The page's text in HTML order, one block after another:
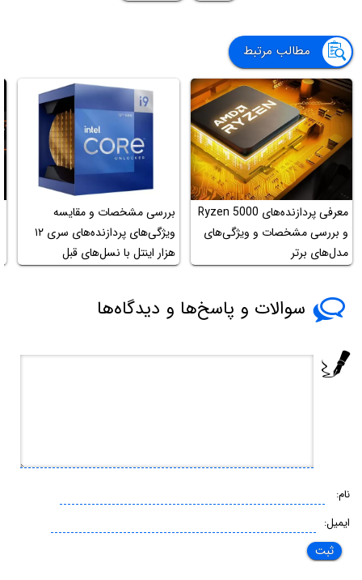
مطالب مرتبط
معرفی پردازنده‌های Ryzen 5000
و بررسی مشخصات و ویژگی‌های
مدل‌های برتر
بررسی مشخصات و مقایسه
ویژگی‌های پردازنده‌های سری ۱۲
هزار اینتل با نسل‌های قبل
سوالات و پاسخ‌ها و دیدگاه‌ها
نام:
ایمیل: